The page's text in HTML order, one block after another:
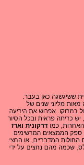
ששיגשגה כאן בעבר.
מליוני שנים של
במרוקו. אפרוש את היריעה
יש כריתה פראית ובכל הסיור
כמו דרקונית וארז
ספק הממצאים המרשימים
המדבריים, או החצי
שכמה מהם נחצים על ידי